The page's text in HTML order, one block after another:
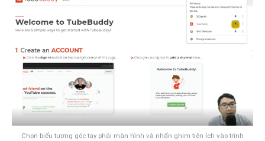
Chọn biểu tượng góc tay phải màn hình và nhấn ghim tiện ích vào trình